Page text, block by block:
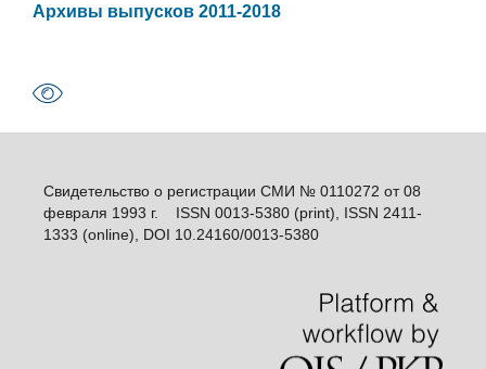
Архивы выпусков 2011-2018
Свидетельство о регистрации СМИ № 0110272 от 08
февраля 1993 г. ISSN 0013-5380 (print), ISSN 2411-
1333 (online), DOI 10.24160/0013-5380